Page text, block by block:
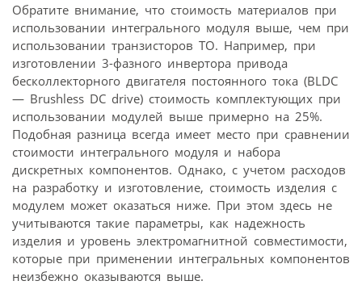
Обратите внимание, что стоимость материалов при
использовании интегрального модуля выше, чем при
использовании транзисторов ТО. Например, при
изготовлении 3-фазного инвертора привода
бесколлекторного двигателя постоянного тока (BLDC
— Brushless DC drive) стоимость комплектующих при
использовании модулей выше примерно на 25%.
Подобная разница всегда имеет место при сравнении
стоимости интегрального модуля и набора
дискретных компонентов. Однако, с учетом расходов
на разработку и изготовление, стоимость изделия с
модулем может оказаться ниже. При этом здесь не
учитываются такие параметры, как надежность
изделия и уровень электромагнитной совместимости,
которые при применении интегральных компонентов
неизбежно оказываются выше.